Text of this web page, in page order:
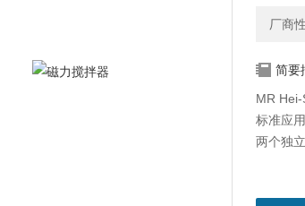
厂商
简要
MR
标准应
两个独